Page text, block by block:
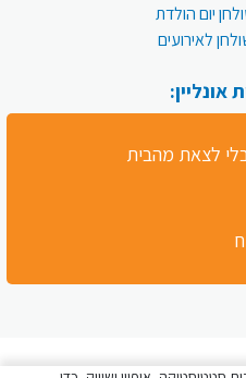
יום הולדת
לאירועים
לצאת מהבית